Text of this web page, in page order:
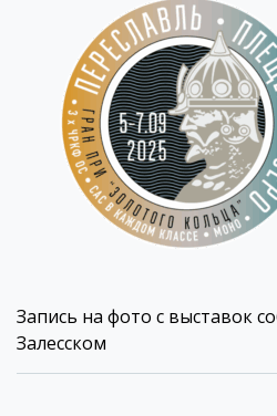
Запись на фото с выставок
Залесском